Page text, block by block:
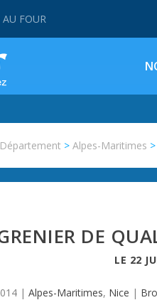
AU FOUR
Département >Alpes-Maritimes >
DE
LE 22
|Alpes-Maritimes, Nice |